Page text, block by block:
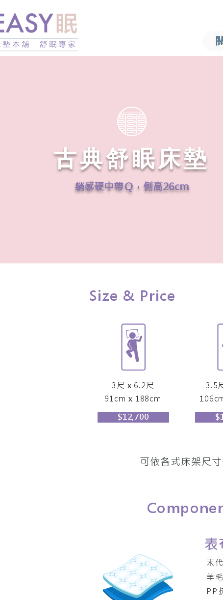
古典舒眠床墊
躺感硬中帶Ｑ，側高26cm
Size & Price
3尺 x 6.2尺
91cm x 188cm
$12,700
3.5
可依各式床架尺
表
末
羊
PP